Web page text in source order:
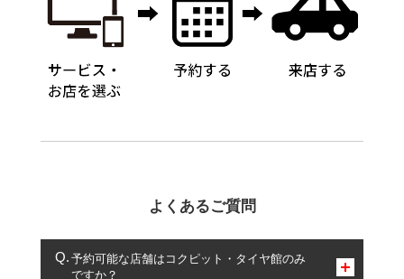
よくあるご質問
予約可能な店舗はコクピット・タイヤ館のみ
ですか？